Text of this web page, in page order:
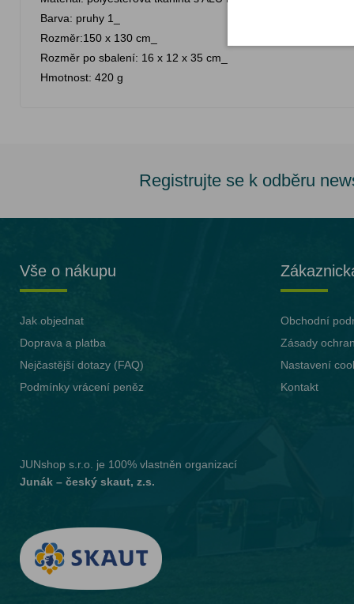
Barva: pruhy 1_
Rozměr:150 x 130 cm_
Rozměr po sbalení: 16 x 12 x 35 cm_
Hmotnost: 420 g
Registrujte se k odběru
Vše o nákupu
Jak objednat
Doprava a platba
Nejčastější dotazy (FAQ)
Podmínky vrácení peněz
JUNshop s.r.o.
je 100% vlastněn organizací
Junák – český skaut, z.s.
Obchodní
Zásady
Nastavení
Kontakt